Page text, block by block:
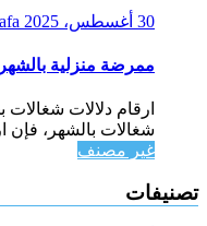
30 أغسطس، 2025
ممرضة منزلية بالشهر بجدة
ارقام دلالات
شغالات بالشهر، فإن
غير مصنف
تصنيفات